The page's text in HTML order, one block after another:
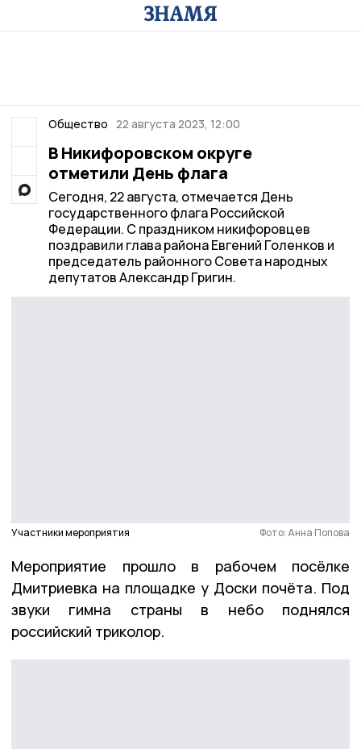
Общество 22 августа 2023, 12:00
В Никифоровском округе
отметили День флага
Сегодня, 22 августа, отмечается День
государственного флага Российской
Федерации. С праздником никифоровцев
поздравили глава района Евгений Голенков и
председатель районного Совета народных
депутатов Александр Григин.
Участники мероприятия Фото: Анна Попова
Мероприятие прошло в рабочем посёлке
Дмитриевка на площадке у Доски почёта. Под
звуки гимна страны в небо поднялся
российский триколор.